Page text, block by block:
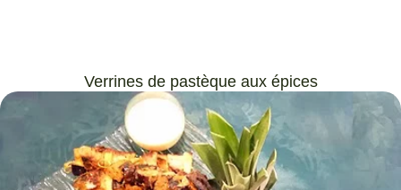
Verrines de pastèque aux épices